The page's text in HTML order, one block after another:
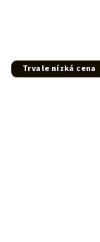
Trvale nízká cena